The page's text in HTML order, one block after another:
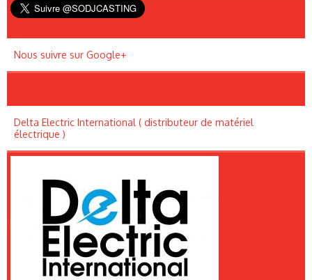
Nous suivre sur Google+
Delta Electric International ( distributeur de matériel
électrique )